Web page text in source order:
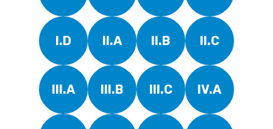
I.D II.A II.B II.C
III.A III.B III.C IV.A